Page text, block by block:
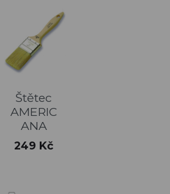
Štětec
AMERIC
ANA
Cena
249 Kč